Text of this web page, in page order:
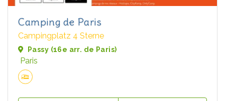
Camping de Paris
Campingplatz 4 Sterne
Passy (16e arr. de Paris)
Paris